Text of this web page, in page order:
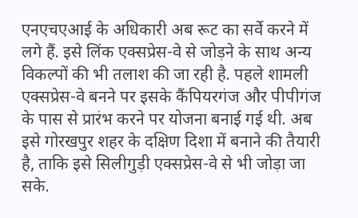
एनएचएआई के अधिकारी अब रूट का सर्वे करने में
लगे हैं. इसे लिंक एक्सप्रेस-वे से जोड़ने के साथ अन्य
विकल्पों की भी तलाश की जा रही है. पहले शामली
एक्सप्रेस-वे बनने पर इसके कैंपियरगंज और पीपीगंज
के पास से प्रारंभ करने पर योजना बनाई गई थी. अब
इसे गोरखपुर शहर के दक्षिण दिशा में बनाने की तैयारी
है, ताकि इसे सिलीगुड़ी एक्सप्रेस-वे से भी जोड़ा जा
सके.